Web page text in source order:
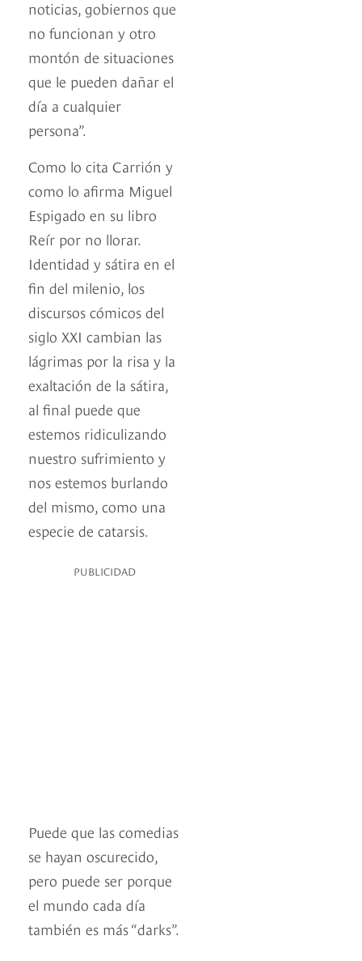
noticias, gobiernos que
no funcionan y otro
montón de situaciones
que le pueden dañar el
día a cualquier
persona”.
Como lo cita Carrión y
como lo afirma Miguel
Espigado en su libro
Reír por no llorar.
Identidad y sátira en el
fin del milenio, los
discursos cómicos del
siglo XXI cambian las
lágrimas por la risa y la
exaltación de la sátira,
al final puede que
estemos ridiculizando
nuestro sufrimiento y
nos estemos burlando
del mismo, como una
especie de catarsis.
PUBLICIDAD
Puede que las comedias
se hayan oscurecido,
pero puede ser porque
el mundo cada día
también es más “darks”.